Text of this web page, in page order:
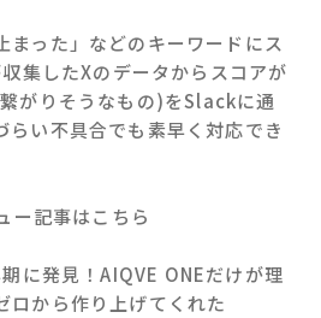
まった」などのキーワードにス
集したXのデータからスコアが
がりそうなもの)をSlackに通
らい不具合でも素早く対応でき
ー記事はこちら
に発見！AIQVE ONEだけが理
ロから作り上げてくれた